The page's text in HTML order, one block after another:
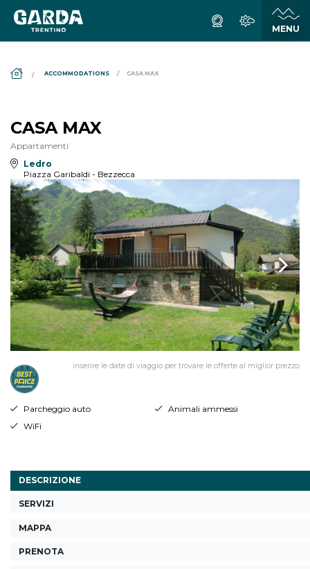
ACCOMMODATIONS CASA MAX
CASA MAX
Appartamenti
Ledro
Piazza Garibaldi - Bezzecca
inserire le date di viaggio per trovare le offerte al miglior prezzo
Parcheggio auto
Animali ammessi
WiFi
DESCRIZIONE
SERVIZI
MAPPA
PRENOTA